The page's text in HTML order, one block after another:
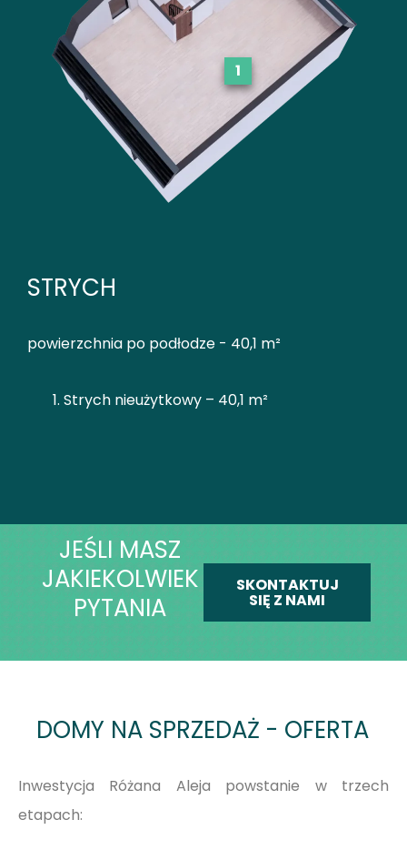
1
STRYCH
powierzchnia po podłodze - 40,1 m²
Strych nieużytkowy – 40,1 m²
JEŚLI MASZ
JAKIEKOLWIEK
PYTANIA
SKONTAKTUJ
SIĘ Z NAMI
DOMY NA SPRZEDAŻ - OFERTA
Inwestycja Różana Aleja powstanie w trzech
etapach: